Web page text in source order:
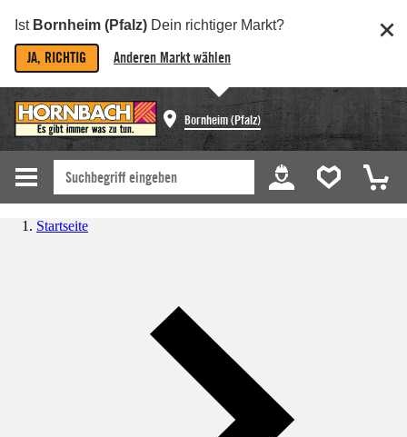
Ist Bornheim (Pfalz) Dein richtiger Markt?
JA, RICHTIG Anderen Markt wählen
Bornheim (Pfalz)
Startseite